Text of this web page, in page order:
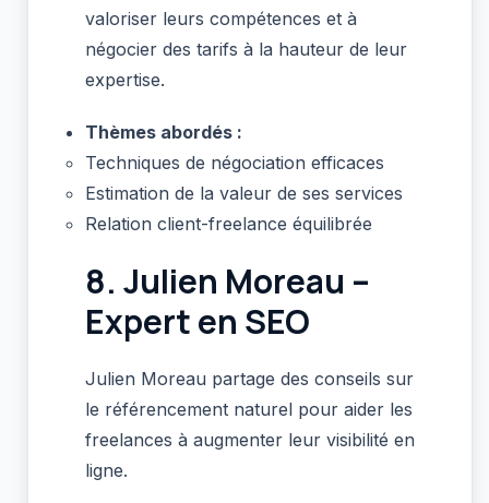
valoriser leurs compétences et à
négocier des tarifs à la hauteur de leur
expertise.
Thèmes abordés :
Techniques de négociation efficaces
Estimation de la valeur de ses services
Relation client-freelance équilibrée
8. Julien Moreau –
Expert en SEO
Julien Moreau partage des conseils sur
le référencement naturel pour aider les
freelances à augmenter leur visibilité en
ligne.